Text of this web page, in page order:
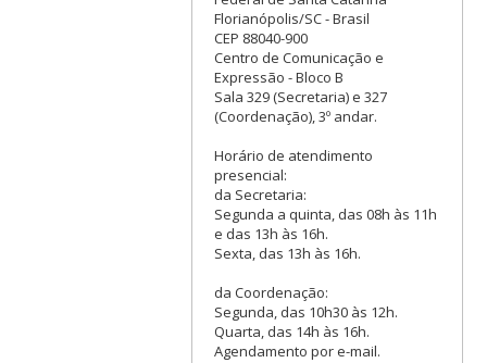
Florianópolis/SC - Brasil
CEP 88040-900
Centro de Comunicação e
Expressão - Bloco B
Sala 329 (Secretaria) e 327
(Coordenação), 3º andar.
Horário de atendimento
presencial:
da Secretaria:
Segunda a quinta, das 08h às 11h
e das 13h às 16h.
Sexta, das 13h às 16h.
da Coordenação:
Segunda, das 10h30 às 12h.
Quarta, das 14h às 16h.
Agendamento por e-mail.